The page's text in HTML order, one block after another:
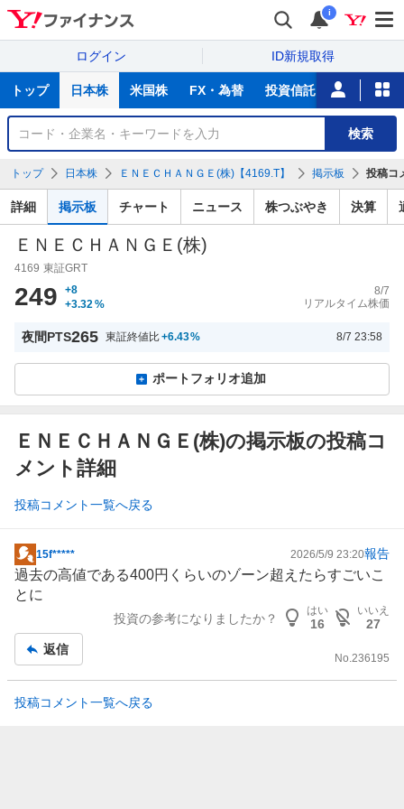
i
ログイン ID新規取得
サ
トップ 日本株 米国株 FX・為替 投資信託 ニュース
銘
検
索
検索
トップ 日本株 ＥＮＥＣＨＡＮＧＥ(株)【4169.T】 掲示板 投稿コ
詳細 掲示板 チャート ニュース 株つぶやき 決算
ＥＮＥＣＨＡＮＧＥ(株)
4169 東証GRT
249
+8
+3.32 %
8/7
リアルタイム株価
夜間PTS265 東証終値比+6.43% 8/7 23:58
ポートフォリオ追加
ＥＮＥＣＨＡＮＧＥ(株)の掲示板の投稿コ
メント詳細
投稿コメント一覧へ戻る
掲
示
板
15f***** 2026/5/9 23:20報告
過去の高値である400円くらいのゾーン超えたらすごいこ
とに
投資の参考になりましたか？
はい
16
いいえ
27
返信
No.236195
投稿コメント一覧へ戻る